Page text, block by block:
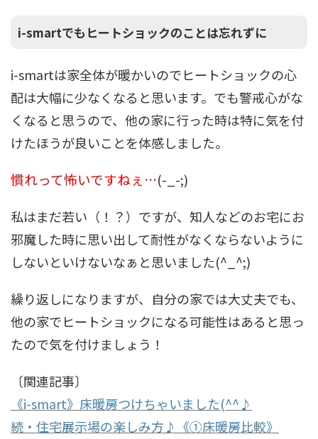
i-smartでもヒートショックのことは忘れずに
i-smartは家全体が暖かいのでヒートショックの心
配は大幅に少なくなると思います。でも警戒心がな
くなると思うので、他の家に行った時は特に気を付
けたほうが良いことを体感しました。
慣れって怖いですねぇ…(-_-;)
私はまだ若い（！？）ですが、知人などのお宅にお
邪魔した時に思い出して耐性がなくならないように
しないといけないなぁと思いました(^_^;)
繰り返しになりますが、自分の家では大丈夫でも、
他の家でヒートショックになる可能性はあると思っ
たので気を付けましょう！
〔関連記事〕
《i-smart》床暖房つけちゃいました(^^♪
続・住宅展示場の楽しみ方♪《①床暖房比較》